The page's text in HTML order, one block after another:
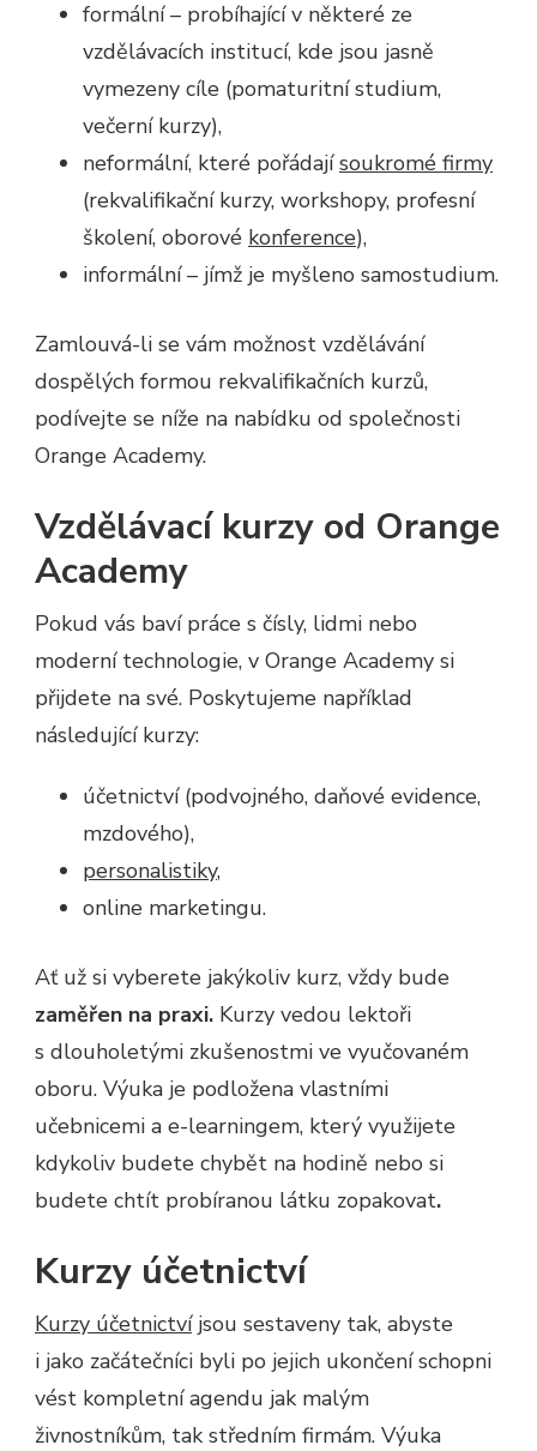
formální – probíhající v některé ze
vzdělávacích institucí, kde jsou jasně
vymezeny cíle (pomaturitní studium,
večerní kurzy),
neformální, které pořádajísoukromé firmy
(rekvalifikační kurzy, workshopy, profesní
školení, oborové konference),
informální – jímž je myšleno samostudium.
Zamlouvá-li se vám možnost vzdělávání
dospělých formou rekvalifikačních kurzů,
podívejte se níže na nabídku od společnosti
Orange Academy.
Vzdělávací kurzy od Orange
Academy
Pokud vás baví práce s čísly, lidmi nebo
moderní technologie, v Orange Academy si
přijdete na své. Poskytujeme například
následující kurzy:
účetnictví (podvojného, daňové evidence,
mzdového),
personalistiky,
online marketingu.
Ať už si vyberete jakýkoliv kurz, vždy bude
zaměřen na praxi. Kurzy vedou lektoři
s dlouholetými zkušenostmi ve vyučovaném
oboru. Výuka je podložena vlastními
učebnicemi a e-learningem, který využijete
kdykoliv budete chybět na hodině nebo si
budete chtít probíranou látku zopakovat.
Kurzy účetnictví
Kurzy účetnictvíjsou sestaveny tak, abyste
i jako začátečníci byli po jejich ukončení schopni
vést kompletní agendu jak malým
živnostníkům, tak středním firmám. Výuka